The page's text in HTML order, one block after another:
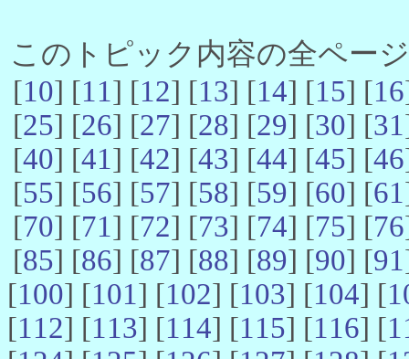
このトピック内容の全ペー
[10] [11] [12] [13] [14] [15] [16
[25] [26] [27] [28] [29] [30] [31
[40] [41] [42] [43] [44] [45] [46
[55] [56] [57] [58] [59] [60] [61
[70] [71] [72] [73] [74] [75] [76
[85] [86] [87] [88] [89] [90] [91
[100] [101] [102] [103] [104] [
[112] [113] [114] [115] [116] [